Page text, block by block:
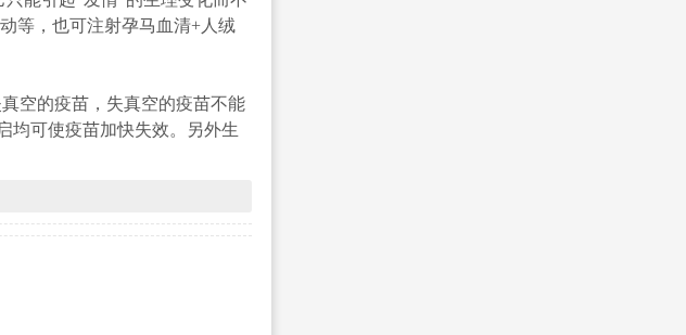
等，也可注射孕马血清+人绒
空的疫苗，失真空的疫苗不能
均可使疫苗加快失效。另外生